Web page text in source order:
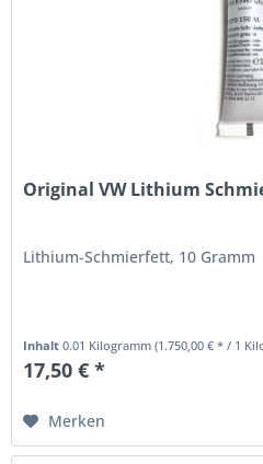
Original VW Lithium
Lithium-Schmierfett, 10 Gramm
Inhalt0.01 Kilogramm(1.750,00 € * / 1
17,50 € *
Merken